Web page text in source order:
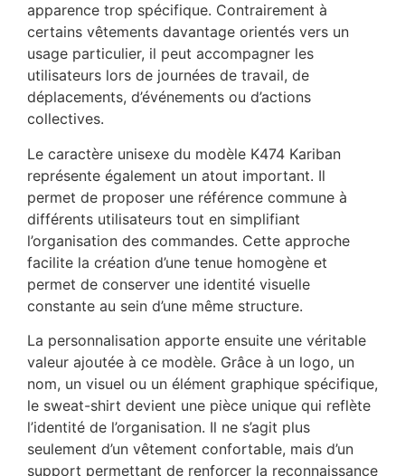
apparence trop spécifique. Contrairement à
certains vêtements davantage orientés vers un
usage particulier, il peut accompagner les
utilisateurs lors de journées de travail, de
déplacements, d’événements ou d’actions
collectives.
Le caractère unisexe du modèle K474 Kariban
représente également un atout important. Il
permet de proposer une référence commune à
différents utilisateurs tout en simplifiant
l’organisation des commandes. Cette approche
facilite la création d’une tenue homogène et
permet de conserver une identité visuelle
constante au sein d’une même structure.
La personnalisation apporte ensuite une véritable
valeur ajoutée à ce modèle. Grâce à un logo, un
nom, un visuel ou un élément graphique spécifique,
le sweat-shirt devient une pièce unique qui reflète
l’identité de l’organisation. Il ne s’agit plus
seulement d’un vêtement confortable, mais d’un
support permettant de renforcer la reconnaissance